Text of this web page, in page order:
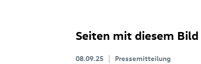
Seiten mit diesem Bild
08.09.25 Pressemitteilung